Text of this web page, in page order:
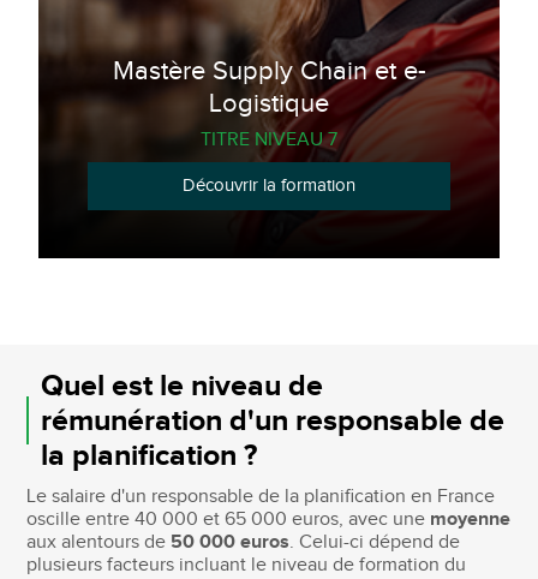
Mastère Supply Chain et e-
Logistique
TITRE NIVEAU 7
Découvrir la formation
Quel est le niveau de
rémunération d'un responsable de
la planification ?
Le salaire d'un responsable de la planification en France
oscille entre 40 000 et 65 000 euros, avec une moyenne
aux alentours de 50 000 euros. Celui-ci dépend de
plusieurs facteurs incluant le niveau de formation du